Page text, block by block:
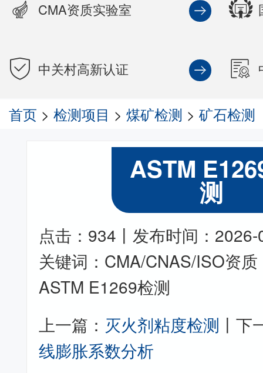
CMA资质实验室
中关村高新认证
首页 > 检测项目 > 煤矿检测 > 矿石检测
ASTM
测
点击：934丨发布时间：
关键词：CMA/CNAS/ISO资
ASTM E1269检测
上一篇： 灭火剂粘度检测 丨下
线膨胀系数分析